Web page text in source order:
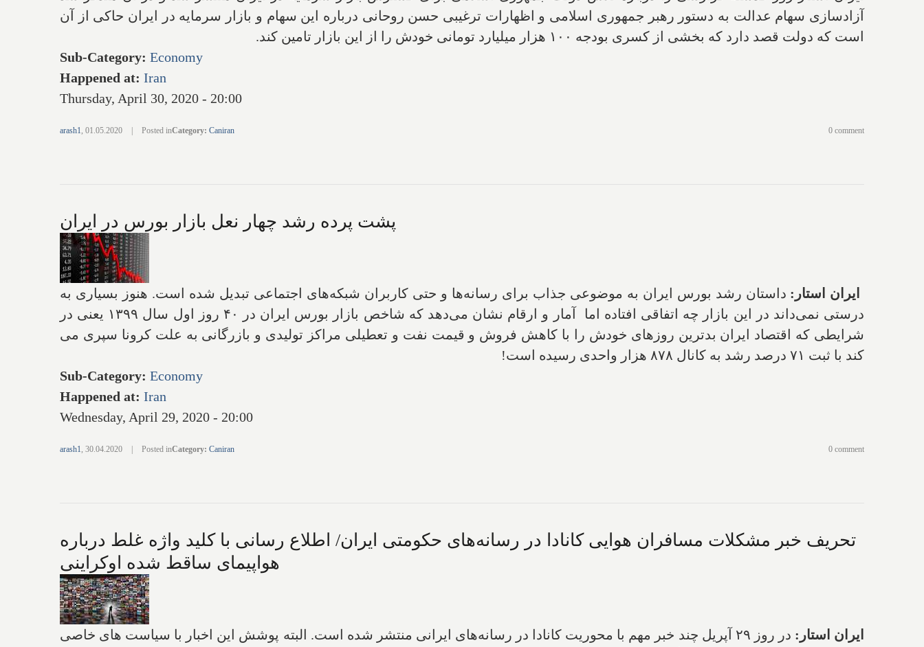
آزادسازی سهام عدالت به دستور رهبر جمهوری اسلامی و اظهارات ترغیبی حسن روحانی درباره این سهام و بازار سرمایه در ایران حاکی از آن
است که دولت قصد دارد که بخشی از کسری بودجه ۱۰۰ هزار میلیارد تومانی خودش را از این بازار تامین کند.
Sub-Category: Economy
Happened at: Iran
Thursday, April 30, 2020 - 20:00
arash1, 01.05.2020 Posted inCategory: Caniran 0 comment
پشت پرده رشد چهار نعل بازار بورس در ایران
ایران استار: داستان رشد بورس ایران به موضوعی جذاب برای رسانه‌ها و حتی کاربران شبکه‌های اجتماعی تبدیل شده است. هنوز بسیاری به
درستی نمی‌داند در این بازار چه اتفاقی افتاده اما آمار و ارقام نشان می‌دهد که شاخص بازار بورس ایران در ۴۰ روز اول سال ۱۳۹۹ یعنی در
شرایطی که اقتصاد ایران بدترین روزهای خودش را با کاهش فروش و قیمت نفت و تعطیلی مراکز تولیدی و بازرگانی به علت کرونا سپری می
کند با ثبت ۷۱ درصد رشد به کانال ۸۷۸ هزار واحدی رسیده است!
Sub-Category: Economy
Happened at: Iran
Wednesday, April 29, 2020 - 20:00
arash1, 30.04.2020 Posted inCategory: Caniran 0 comment
تحریف خبر مشکلات مسافران هوایی کانادا در رسانه‌های حکومتی ایران/ اطلاع رسانی با کلید واژه غلط درباره
هواپیمای ساقط شده اوکراینی
ایران استار:
در روز ۲۹ آپریل چند خبر مهم با محوریت کانادا در رسانه‌های ایرانی منتشر شده است. البته پوشش این اخبار با سیاست های خاصی